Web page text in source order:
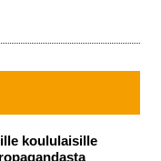
koululaisille